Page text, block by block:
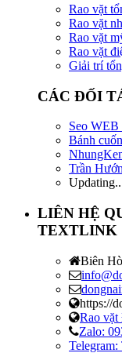
Rao vặt
Rao vặt
Rao vặt
Rao vặt
Giải trí
CÁC ĐỐI
Seo
Bánh
Trần
LIÊN HỆ
TEXTLINK
Biên
https://
Rao
Zalo: